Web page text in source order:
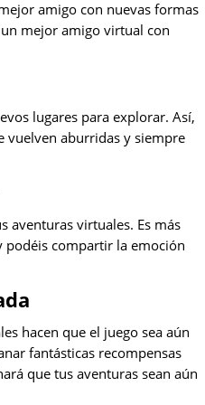
amigo con nuevas formas
mejor amigo virtual con
lugares para explorar. Así,
vuelven aburridas y siempre
aventuras virtuales. Es más
compartir la emoción
hacen que el juego sea aún
fantásticas recompensas
que tus aventuras sean aún